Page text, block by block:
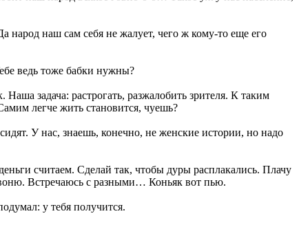
наш сам себя не жалует, чего ж кому-то еще его
ведь тоже бабки нужны?
задача: растрогать, разжалобить зрителя. К таким
легче жить становится, чуешь?
У нас, знаешь, конечно, не женские истории, но надо
считаем. Сделай так, чтобы дуры расплакались. Плачу
Встречаюсь с разными… Коньяк вот пью.
у тебя получится.